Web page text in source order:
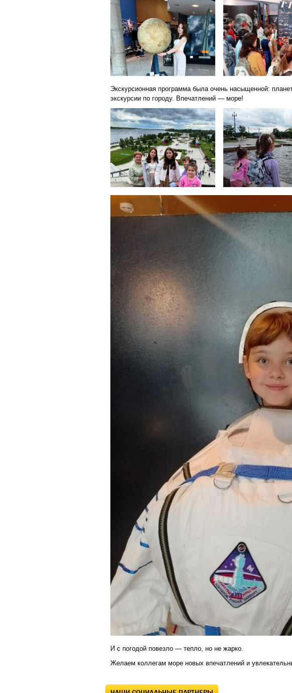
Экскурсионная программа была очень насыщенной:
экскурсии по городу. Впечатлений — море!
И с погодой повезло — тепло, но не жарко.
Желаем коллегам море новых впечатлений и